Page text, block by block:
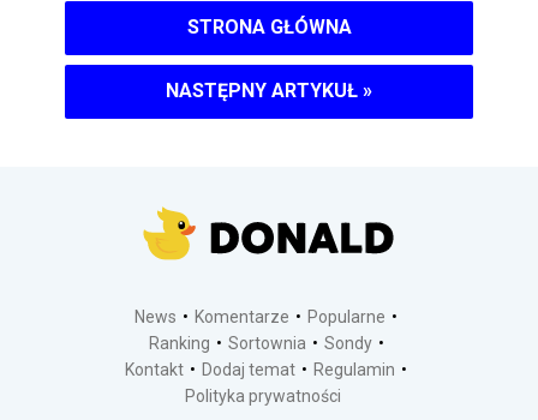
STRONA GŁÓWNA
NASTĘPNY ARTYKUŁ »
News Komentarze
Popularne
Ranking
Sortownia
Sondy
Kontakt
Dodaj temat
Regulamin
Polityka prywatności